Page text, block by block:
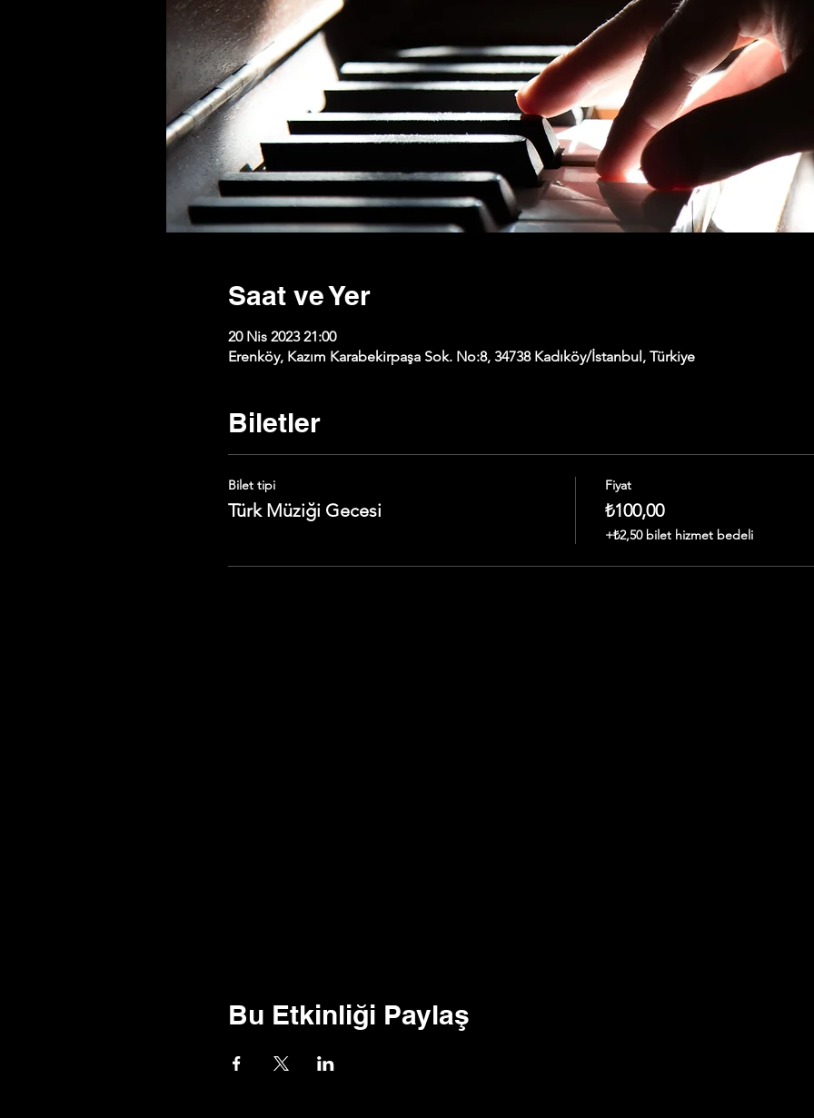
Saat ve Yer
20 Nis 2023 21:00
Erenköy, Kazım Karabekirpaşa Sok. No:8, 34738 Kadıköy/İstanbul, Türkiye
Biletler
Bilet tipi
Türk Müziği Gecesi
Fiyat
₺100,00
+₺2,50 bilet hizmet bedeli
Bu Etkinliği Paylaş